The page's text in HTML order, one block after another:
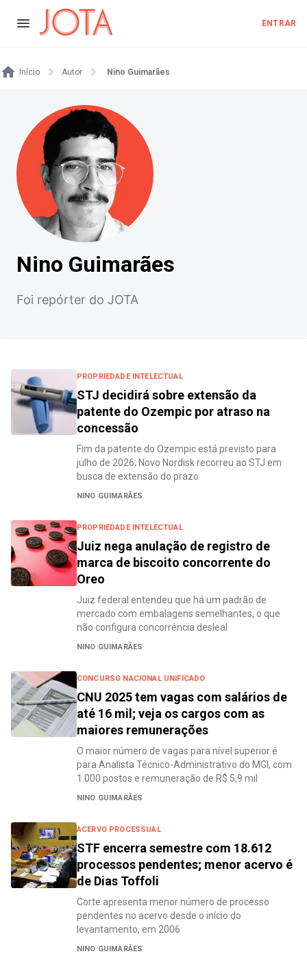
ENTRAR
Início Autor Nino Guimarães
Nino Guimarães
Foi repórter do JOTA
PROPRIEDADE INTELECTUAL
STJ decidirá sobre extensão da
patente do Ozempic por atraso na
concessão
Fim da patente do Ozempic está previsto para
julho de 2026; Novo Nordisk recorreu ao STJ em
busca de extensão do prazo
NINO GUIMARÃES
PROPRIEDADE INTELECTUAL
Juiz nega anulação de registro de
marca de biscoito concorrente do
Oreo
Juiz federal entendeu que há um padrão de
mercado com embalagens semelhantes, o que
não configura concorrência desleal
NINO GUIMARÃES
CONCURSO NACIONAL UNIFICADO
CNU 2025 tem vagas com salários de
até 16 mil; veja os cargos com as
maiores remunerações
O maior número de vagas para nível superior é
para Analista Técnico-Administrativo do MGI, com
1.000 postos e remuneração de R$ 5,9 mil
NINO GUIMARÃES
ACERVO PROCESSUAL
STF encerra semestre com 18.612
processos pendentes; menor acervo é
de Dias Toffoli
Corte apresenta menor número de processo
pendentes no acervo desde o início do
levantamento, em 2006
NINO GUIMARÃES